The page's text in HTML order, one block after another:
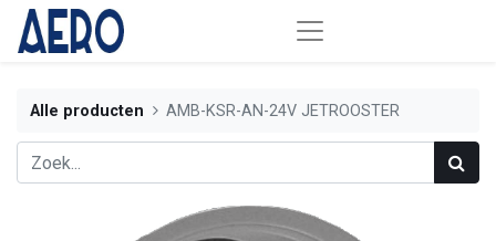
Alle producten AMB-KSR-AN-24V JETROOSTER